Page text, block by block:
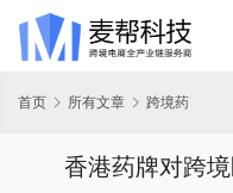
首页 所有文章 跨境药
香港药牌对跨